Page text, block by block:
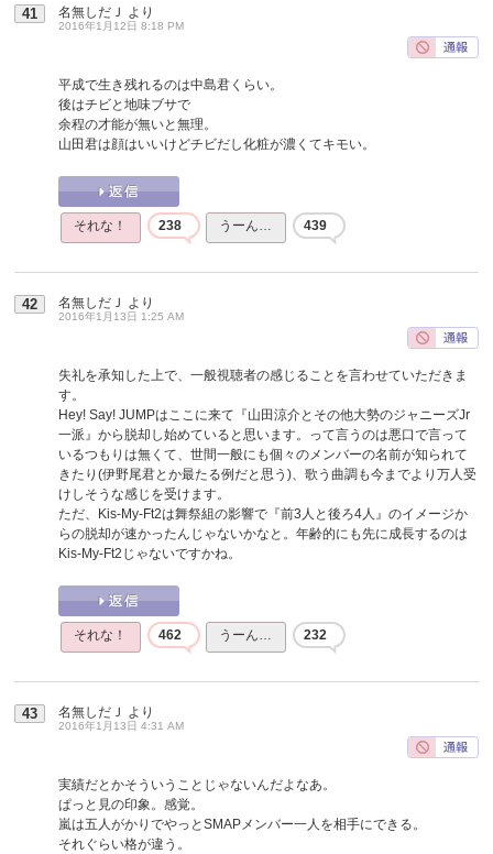
41 名無しだＪ より
2016年1月12日 8:18 PM
平成で生き残れるのは中島君くらい。
後はチビと地味ブサで
余程の才能が無いと無理。
山田君は顔はいいけどチビだし化粧が濃くてキモい。
それな！ 238 うーん… 439
42 名無しだＪ より
2016年1月13日 1:25 AM
失礼を承知した上で、一般視聴者の感じることを言わせていただきま
す。
Hey! Say! JUMPはここに来て『山田涼介とその他大勢のジャニーズJr
一派』から脱却し始めていると思います。って言うのは悪口で言って
いるつもりは無くて、世間一般にも個々のメンバーの名前が知られて
きたり(伊野尾君とか最たる例だと思う)、歌う曲調も今までより万人受
けしそうな感じを受けます。
ただ、Kis-My-Ft2は舞祭組の影響で『前3人と後ろ4人』のイメージか
らの脱却が速かったんじゃないかなと。年齢的にも先に成長するのは
Kis-My-Ft2じゃないですかね。
それな！ 462 うーん… 232
43 名無しだＪ より
2016年1月13日 4:31 AM
実績だとかそういうことじゃないんだよなあ。
ぱっと見の印象。感覚。
嵐は五人がかりでやっとSMAPメンバー一人を相手にできる。
それぐらい格が違う。